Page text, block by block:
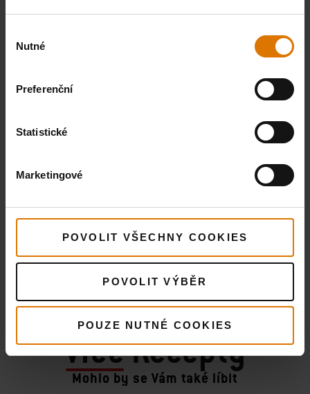
souhlasu
Nutné
Preferenční
Statistické
Marketingové
POVOLIT VŠECHNY COOKIES
POVOLIT VÝBĚR
POUZE NUTNÉ COOKIES
VíceRecepty
Mohlo by se Vám také líbit